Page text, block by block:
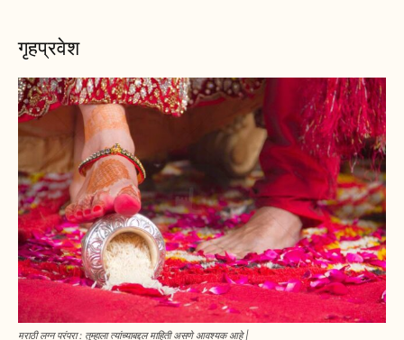
गृहप्रवेश
मराठी लग्न परंपरा : तुम्हाला त्यांच्याबद्दल माहिती असणे आवश्यक आहे |